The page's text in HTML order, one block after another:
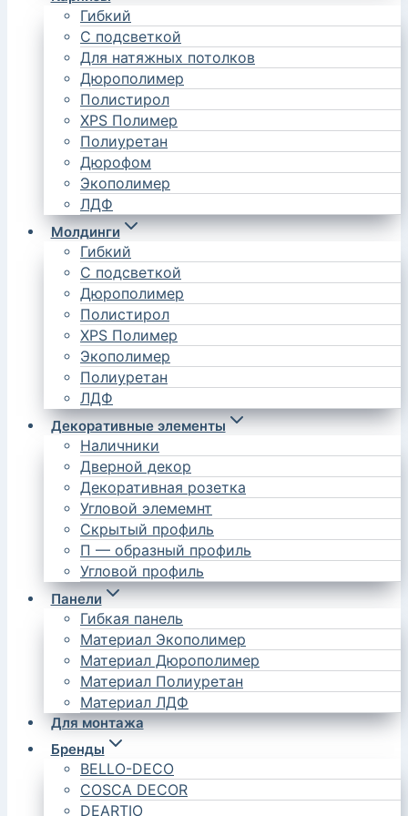
Гибкий
С подсветкой
Для натяжных потолков
Дюрополимер
Полистирол
XPS Полимер
Полиуретан
Дюрофом
Экополимер
ЛДФ
Молдинги
Гибкий
С подсветкой
Дюрополимер
Полистирол
XPS Полимер
Экополимер
Полиуретан
ЛДФ
Декоративные элементы
Наличники
Дверной декор
Декоративная розетка
Угловой элемемнт
Скрытый профиль
П — образный профиль
Угловой профиль
Панели
Гибкая панель
Материал Экополимер
Материал Дюрополимер
Материал Полиуретан
Материал ЛДФ
Для монтажа
Бренды
BELLO-DECO
COSCA DECOR
DEARTIO